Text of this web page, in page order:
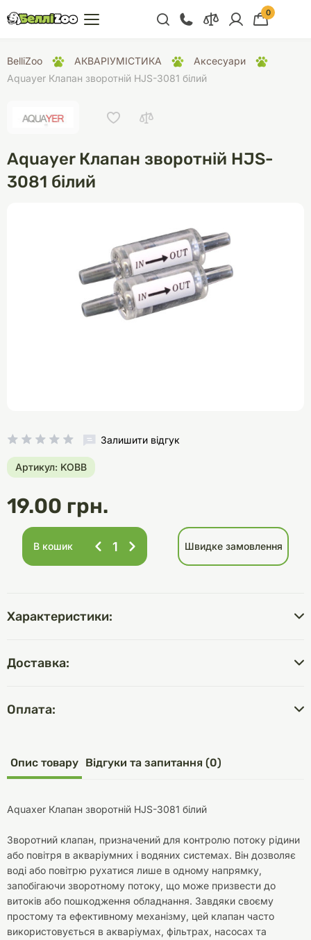
+38 (068) 300 91 91
Відділ продажу
+38 (099) 300 91 91
Відділ підтримки
0
BelliZoo АКВАРІУМІСТИКА
Аксесуари
Aquayer Клапан зворотній HJS-3081 білий
Aquayer Клапан зворотній HJS-
3081 білий
Залишити відгук
Артикул: KOBB
19.00 грн.
В кошик Швидке замовлення
Характеристики:
Доставка:
Оплата:
Опис товару Відгуки та запитання (0)
Aquaxer Клапан зворотній HJS-3081 білий
Зворотний клапан, призначений для контролю потоку рідини
або повітря в акваріумних і водяних системах. Він дозволяє
воді або повітрю рухатися лише в одному напрямку,
запобігаючи зворотному потоку, що може призвести до
витоків або пошкодження обладнання. Завдяки своєму
простому та ефективному механізму, цей клапан часто
використовується в акваріумах, фільтрах, насосах та